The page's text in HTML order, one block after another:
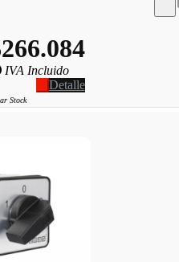
IVA Incluido
Detalle
Stock